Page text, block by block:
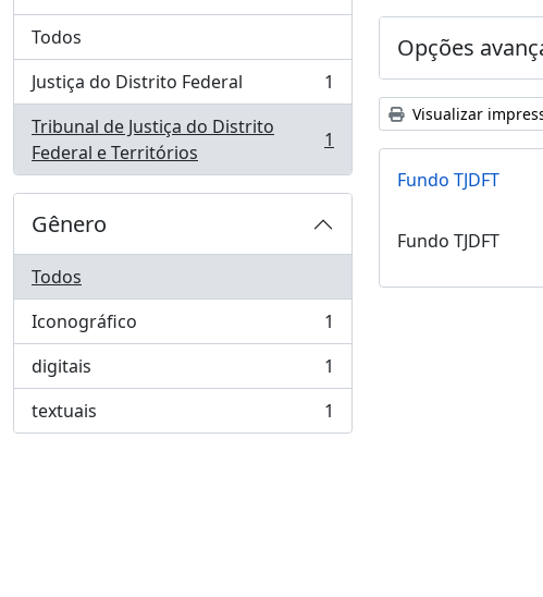
Todos
Justiça do Distrito Federal
, 1 resultados
1
Tribunal de Justiça do Distrito
Federal e Territórios
, 1 resultados 1
Gênero
Todos
Iconográfico
, 1 resultados
1
digitais
, 1 resultados
1
textuais
, 1 resultados 1
Opções
Visualizar
Fundo TJDFT
Fundo TJDFT